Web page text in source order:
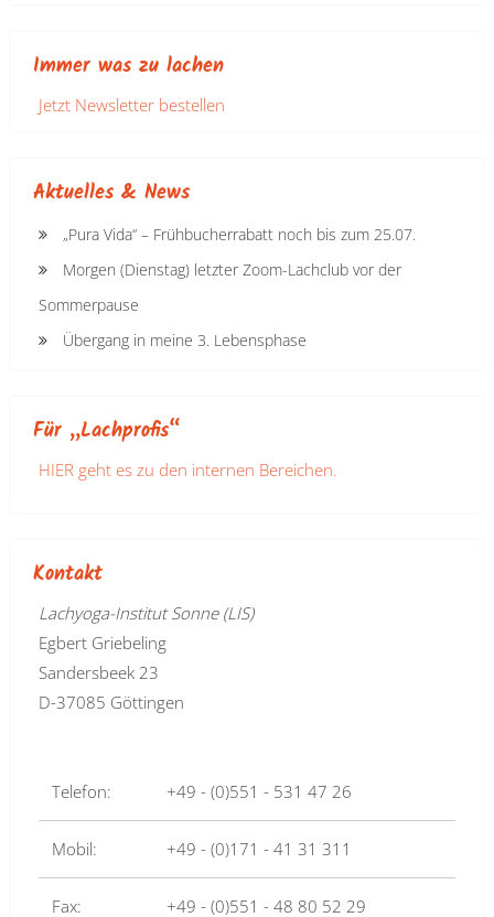
Immer was zu lachen
Jetzt Newsletter bestellen
Aktuelles & News
„Pura Vida“ – Frühbucherrabatt noch bis zum 25.07.
Morgen (Dienstag) letzter Zoom-Lachclub vor der
Sommerpause
Übergang in meine 3. Lebensphase
Für „Lachprofis“
HIER geht es zu den internen Bereichen.
Kontakt
Lachyoga-Institut Sonne (LIS)
Egbert Griebeling
Sandersbeek 23
D-37085 Göttingen
Telefon: +49 - (0)551 - 531 47 26
Mobil: +49 - (0)171 - 41 31 311
Fax: +49 - (0)551 - 48 80 52 29